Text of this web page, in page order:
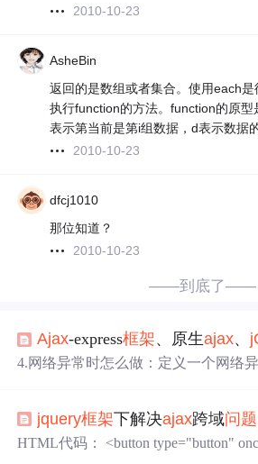
2010-10-23
AsheBin
返回的是数组或者集合。使用each是
执行function的方法。function的原
表示第当前是第i组数据，d表示数据
2010-10-23
dfcj1010
那位知道？
2010-10-23
——到底了——
Ajax-express框架、原生ajax、
4.网络异常时怎么做：定义一个网络
，有两种方式。​ (2).打开与一个网址之
指定xhr状态变化事件处理函数。的本
jquery框架下解决ajax跨域问题
HTML代码： <button type="button" onclick="fun1()">跨域